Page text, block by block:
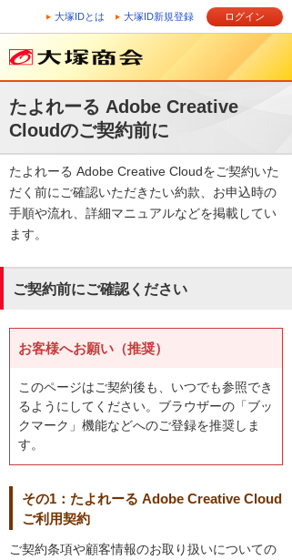
大塚IDとは 大塚ID新規登録 ログイン
たよれーる Adobe Creative
Cloudのご契約前に
たよれーる Adobe Creative Cloudをご契約いた
だく前にご確認いただきたい約款、お申込時の
手順や流れ、詳細マニュアルなどを掲載してい
ます。
ご契約前にご確認ください
お客様へお願い（推奨）
このページはご契約後も、いつでも参照でき
るようにしてください。ブラウザーの「ブッ
クマーク」機能などへのご登録を推奨しま
す。
その1：たよれーる Adobe Creative Cloud
ご利用契約
ご契約条項や顧客情報のお取り扱いについての